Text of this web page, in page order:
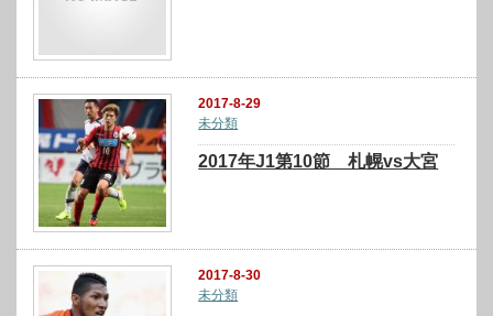
2017-8-29
未分類
2017年J1第10節 札幌vs大宮
2017-8-30
未分類